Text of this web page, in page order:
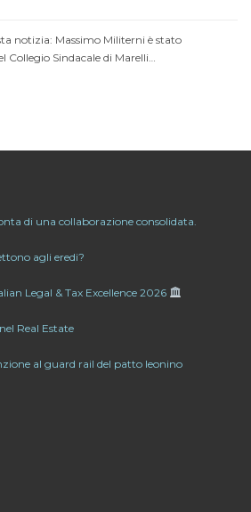
notizia: Massimo Militerni è stato
Collegio Sindacale di Marelli…
di una collaborazione consolidata.
agli eredi?
Legal & Tax Excellence 2026
Real Estate
al guard rail del patto leonino